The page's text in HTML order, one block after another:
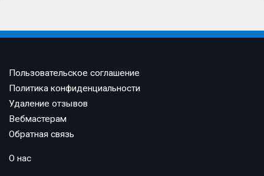
Пользовательское соглашение
Политика конфиденциальности
Удаление отзывов
Вебмастерам
Обратная связь
О нас